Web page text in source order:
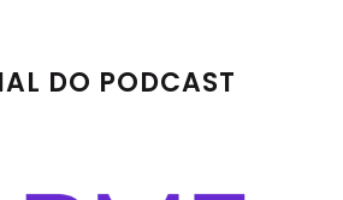
DO PODCAST